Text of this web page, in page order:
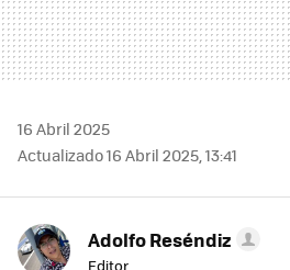
16 Abril 2025
Actualizado 16 Abril 2025, 13:41
Adolfo Reséndiz
Editor